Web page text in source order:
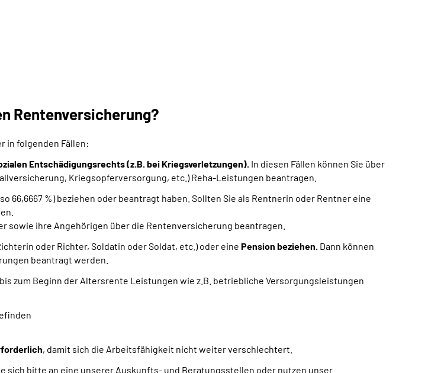
Rentenversicherung?
in folgenden Fällen:
Entschädigungsrechts (z.B. bei Kriegsverletzungen). In diesen Fällen können Sie über
Kriegsopferversorgung, etc.) Reha-Leistungen beantragen.
%) beziehen oder beantragt haben. Sollten Sie als Rentnerin oder Rentner eine
sowie ihre Angehörigen über die Rentenversicherung beantragen.
oder Richter, Soldatin oder Soldat, etc.) oder eine Pension beziehen. Dann können
beantragt werden.
zum Beginn der Altersrente Leistungen wie z.B. betriebliche Versorgungsleistungen
, damit sich die Arbeitsfähigkeit nicht weiter verschlechtert.
sich bitte an eine unserer Auskunfts- und Beratungsstellen oder nutzen unser